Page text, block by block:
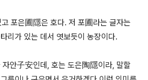
포은圃隱은 호다. 저 포圃라는 글자는
리가 있는 데서 엿보듯이 농장이다.
안子安인데, 호는 도은陶隱이라, 말할